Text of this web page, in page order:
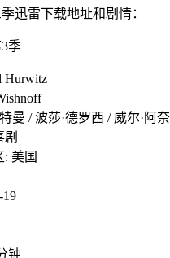
迅雷下载地址和剧情：
Hurwitz
曼 / 波莎·德罗西 / 威尔·阿
剧
美国
19
钟